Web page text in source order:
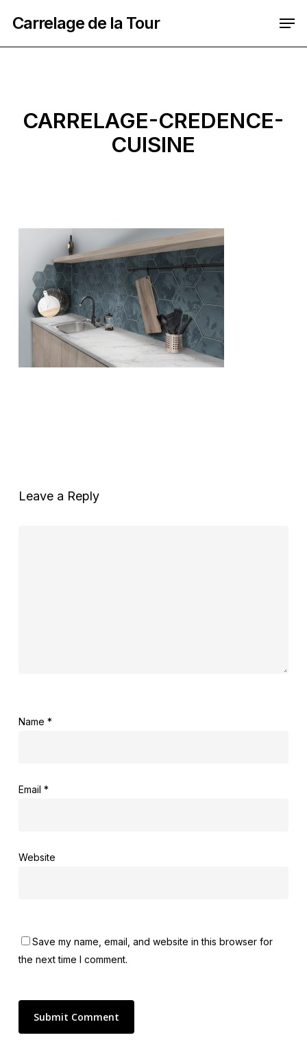
Carrelage de la Tour
CARRELAGE-CREDENCE-
CUISINE
Leave a Reply
Name *
Email *
Website
Save my name, email, and website in this browser for
the next time I comment.